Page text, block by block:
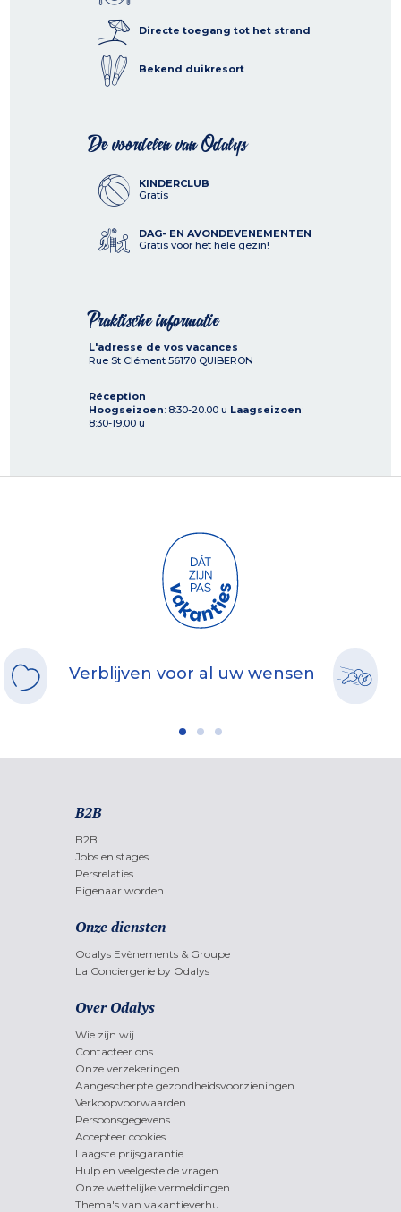
Directe toegang tot het strand
Bekend duikresort
De voordelen van Odalys
KINDERCLUB
Gratis
DAG- EN AVONDEVENEMENTEN
Gratis voor het hele gezin!
Praktische informatie
L'adresse de vos vacances
Rue St Clément 56170 QUIBERON
Réception
Hoogseizoen: 8:30-20.00 u Laagseizoen:
8:30-19.00 u
Verblijven voor al uw wensen
B2B
B2B
Jobs en stages
Persrelaties
Eigenaar worden
Onze diensten
Odalys Evènements & Groupe
La Conciergerie by Odalys
Over Odalys
Wie zijn wij
Contacteer ons
Onze verzekeringen
Aangescherpte gezondheidsvoorzieningen
Verkoopvoorwaarden
Persoonsgegevens
Accepteer cookies
Laagste prijsgarantie
Hulp en veelgestelde vragen
Onze wettelijke vermeldingen
Thema's van vakantieverhu